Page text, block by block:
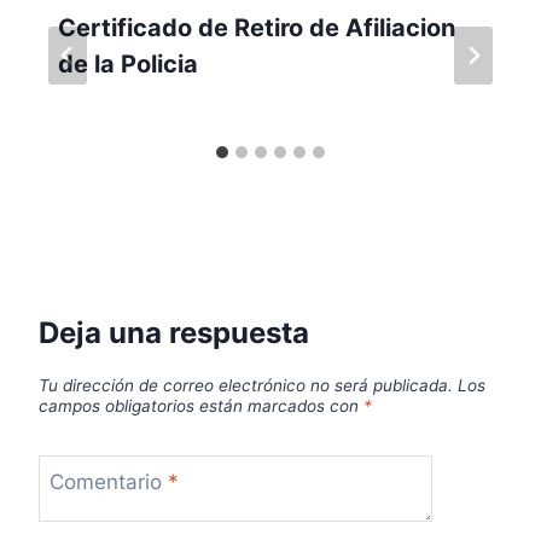
Certificado de Retiro de Afiliacion
de la Policia
Deja una respuesta
Tu dirección de correo electrónico no será publicada. Los
campos obligatorios están marcados con *
Comentario *